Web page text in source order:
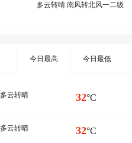
多云转晴 南风转北风一二级
今日最高 今日最低
多云转晴 32°C
多云转晴 32°C